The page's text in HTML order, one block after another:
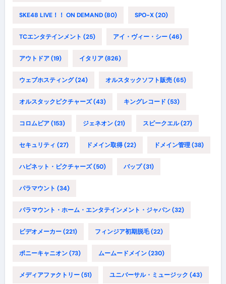
SKE48 LIVE！！ ON DEMAND(80) SPO-X(20)
TCエンタテインメント (25) アイ・ヴィー・シー(46)
アウトドア(19) イタリア(826)
ウェブホスティング(24) オルスタックソフト販売(65)
オルスタックピクチャーズ(43) キングレコード (53)
コロムビア(153) ジェネオン(21) スピークエル(27)
セキュリティ (27) ドメイン取得(22) ドメイン管理(38)
ハピネット・ピクチャーズ(50) バップ(31)
パラマウント (34)
パラマウント・ホーム・エンタテインメント・ジャパン(32)
ビデオメーカー(221) フィンジア初期脱毛(22)
ポニーキャニオン(73) ムームードメイン(230)
メディアファクトリー(51) ユニバーサル・ミュージック (43)